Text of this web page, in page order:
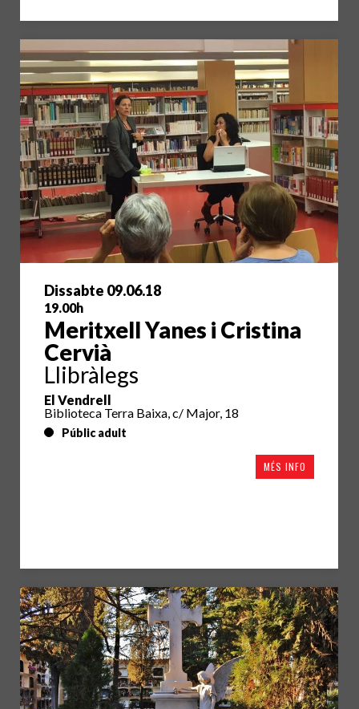
Dissabte 09.06.18
19.00h
Meritxell Yanes i Cristina
Cervià
Llibràlegs
El Vendrell
Biblioteca Terra Baixa, c/ Major, 18
Públic adult
MÉS INFO